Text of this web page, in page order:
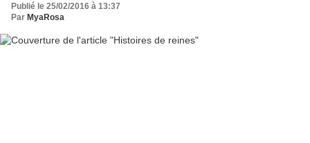
Publié le 25/02/2016 à 13:37
Par MyaRosa